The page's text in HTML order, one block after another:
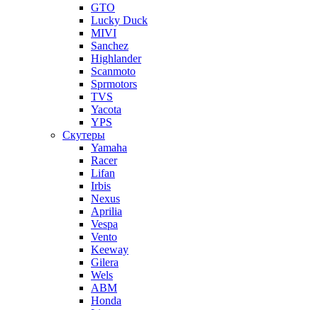
GTO
Lucky Duck
MIVI
Sanchez
Highlander
Scanmoto
Sprmotors
TVS
Yacota
YPS
Скутеры
Yamaha
Racer
Lifan
Irbis
Nexus
Aprilia
Vespa
Vento
Keeway
Gilera
Wels
ABM
Honda